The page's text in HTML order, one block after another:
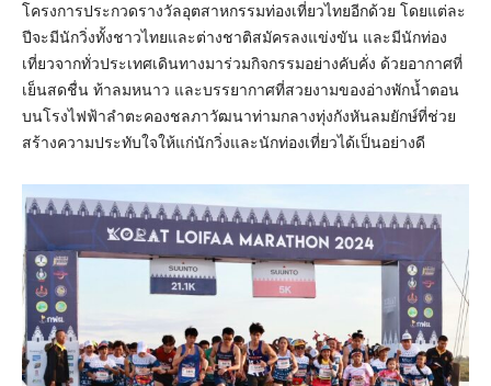
โครงการประกวดรางวัลอุตสาหกรรมท่องเที่ยวไทยอีกด้วย โดยแต่ละ
ปีจะมีนักวิ่งทั้งชาวไทยและต่างชาติสมัครลงแข่งขัน และมีนักท่อง
เที่ยวจากทั่วประเทศเดินทางมาร่วมกิจกรรมอย่างคับคั่ง ด้วยอากาศที่
เย็นสดชื่น ท้าลมหนาว และบรรยากาศที่สวยงามของอ่างพักน้ำตอน
บนโรงไฟฟ้าลำตะคองชลภาวัฒนาท่ามกลางทุ่งกังหันลมยักษ์ที่ช่วย
สร้างความประทับใจให้แก่นักวิ่งและนักท่องเที่ยวได้เป็นอย่างดี